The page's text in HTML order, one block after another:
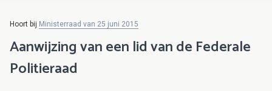
Hoort bij Ministerraad van 25 juni 2015
Aanwijzing van een lid van de Federale
Politieraad